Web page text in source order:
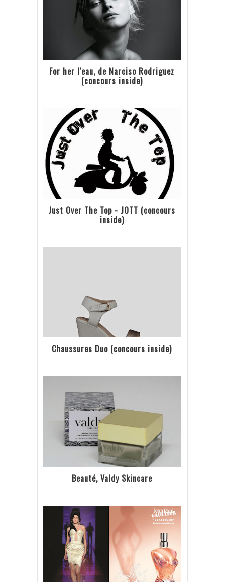
For her l'eau, de Narciso Rodriguez
(concours inside)
Just Over The Top - JOTT (concours
inside)
Chaussures Duo (concours inside)
Beauté, Valdy Skincare